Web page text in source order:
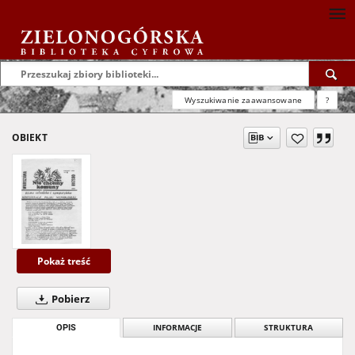
Wyszukiwanie zaawansowane ?
OBIEKT
Pokaż treść
Pobierz
OPIS INFORMACJE STRUKTURA